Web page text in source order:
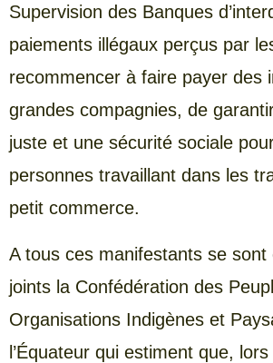
Supervision des Banques
paiements illégaux perçus par
recommencer à faire payer des
grandes compagnies, de
juste et une sécurité sociale
personnes travaillant dans les
petit commerce.
A tous ces manifestants se sont
joints la Confédération des
Organisations Indigènes et
l’Équateur qui estiment que,